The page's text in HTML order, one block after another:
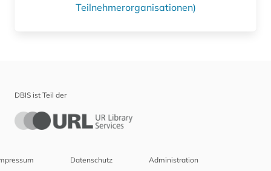
Teilnehmerorganisationen)
DBIS ist Teil der
Datenschutz Administration